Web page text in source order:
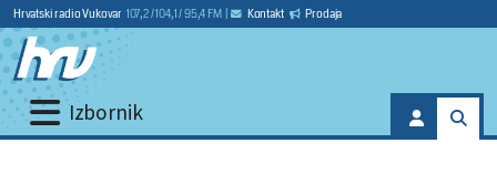
Hrvatski radio Vukovar 107,2 / 104,1 / 95,4 FM Kontakt Prodaja
Izbornik